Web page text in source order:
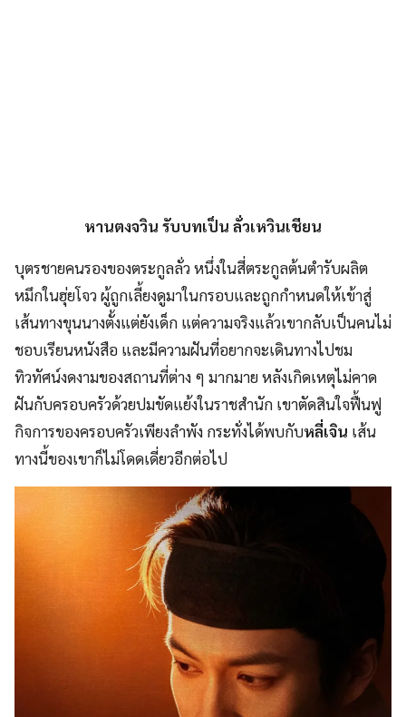
หานตงจวิน รับบทเป็น ลั่วเหวินเชียน
บุตรชายคนรองของตระกูลลั่ว หนึ่งในสี่ตระกูลต้นตำรับผลิต
หมึกในฮุ่ยโจว ผู้ถูกเลี้ยงดูมาในกรอบและถูกกำหนดให้เข้าสู่
เส้นทางขุนนางตั้งแต่ยังเด็ก แต่ความจริงแล้วเขากลับเป็นคนไม่
ชอบเรียนหนังสือ และมีความฝันที่อยากจะเดินทางไปชม
ทิวทัศน์งดงามของสถานที่ต่าง ๆ มากมาย หลังเกิดเหตุไม่คาด
ฝันกับครอบครัวด้วยปมขัดแย้งในราชสำนัก เขาตัดสินใจฟื้นฟู
กิจการของครอบครัวเพียงลำพัง กระทั่งได้พบกับหลี่เจิน เส้น
ทางนี้ของเขาก็ไม่โดดเดี่ยวอีกต่อไป